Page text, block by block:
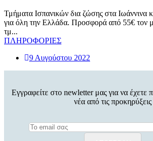
Τμήματα Ισπανικών δια ζώσης στα Ιωάννινα
για όλη την Ελλάδα. Προσφορά από 55€ τον
τμ...
ΠΛΗΡΟΦΟΡΙΕΣ
9 Αυγούστου 2022
Εγγραφείτε στο newletter μας για να έχετε
νέα από τις προκηρύξεις